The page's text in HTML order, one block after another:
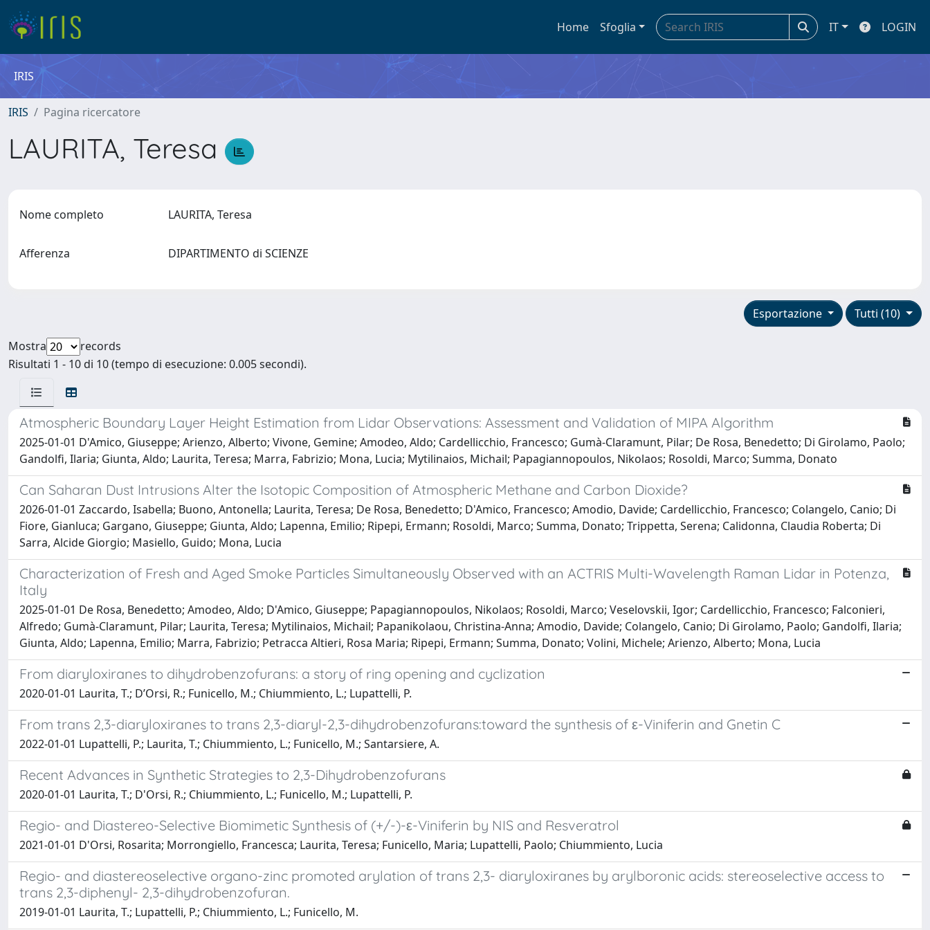
Home Sfoglia IT LOGIN
IRIS
IRIS Pagina ricercatore
LAURITA, Teresa
Nome completo LAURITA, Teresa
Afferenza DIPARTIMENTO di SCIENZE
Tutti (10)
Esportazione
Mostra
records
Risultati 1 - 10 di 10 (tempo di esecuzione: 0.005 secondi).
Atmospheric Boundary Layer Height Estimation from Lidar Observations: Assessment and Validation of MIPA Algorithm
2025-01-01 D'Amico, Giuseppe; Arienzo, Alberto; Vivone, Gemine; Amodeo, Aldo; Cardellicchio, Francesco; Gumà-Claramunt, Pilar; De Rosa, Benedetto; Di Girolamo, Paolo;
Gandolfi, Ilaria; Giunta, Aldo; Laurita, Teresa; Marra, Fabrizio; Mona, Lucia; Mytilinaios, Michail; Papagiannopoulos, Nikolaos; Rosoldi, Marco; Summa, Donato
Can Saharan Dust Intrusions Alter the Isotopic Composition of Atmospheric Methane and Carbon Dioxide?
2026-01-01 Zaccardo, Isabella; Buono, Antonella; Laurita, Teresa; De Rosa, Benedetto; D'Amico, Francesco; Amodio, Davide; Cardellicchio, Francesco; Colangelo, Canio; Di
Fiore, Gianluca; Gargano, Giuseppe; Giunta, Aldo; Lapenna, Emilio; Ripepi, Ermann; Rosoldi, Marco; Summa, Donato; Trippetta, Serena; Calidonna, Claudia Roberta; Di
Sarra, Alcide Giorgio; Masiello, Guido; Mona, Lucia
Characterization of Fresh and Aged Smoke Particles Simultaneously Observed with an ACTRIS Multi-Wavelength Raman Lidar in Potenza,
Italy
2025-01-01 De Rosa, Benedetto; Amodeo, Aldo; D'Amico, Giuseppe; Papagiannopoulos, Nikolaos; Rosoldi, Marco; Veselovskii, Igor; Cardellicchio, Francesco; Falconieri,
Alfredo; Gumà-Claramunt, Pilar; Laurita, Teresa; Mytilinaios, Michail; Papanikolaou, Christina-Anna; Amodio, Davide; Colangelo, Canio; Di Girolamo, Paolo; Gandolfi, Ilaria;
Giunta, Aldo; Lapenna, Emilio; Marra, Fabrizio; Petracca Altieri, Rosa Maria; Ripepi, Ermann; Summa, Donato; Volini, Michele; Arienzo, Alberto; Mona, Lucia
From diaryloxiranes to dihydrobenzofurans: a story of ring opening and cyclization
2020-01-01 Laurita, T.; D’Orsi, R.; Funicello, M.; Chiummiento, L.; Lupattelli, P.
From trans 2,3-diaryloxiranes to trans 2,3-diaryl-2,3-dihydrobenzofurans:toward the synthesis of ε-Viniferin and Gnetin C
2022-01-01 Lupattelli, P.; Laurita, T.; Chiummiento, L.; Funicello, M.; Santarsiere, A.
Recent Advances in Synthetic Strategies to 2,3-Dihydrobenzofurans
2020-01-01 Laurita, T.; D'Orsi, R.; Chiummiento, L.; Funicello, M.; Lupattelli, P.
Regio- and Diastereo-Selective Biomimetic Synthesis of (+/-)-ε-Viniferin by NIS and Resveratrol
2021-01-01 D'Orsi, Rosarita; Morrongiello, Francesca; Laurita, Teresa; Funicello, Maria; Lupattelli, Paolo; Chiummiento, Lucia
Regio- and diastereoselective organo-zinc promoted arylation of trans 2,3- diaryloxiranes by arylboronic acids: stereoselective access to
trans 2,3-diphenyl- 2,3-dihydrobenzofuran.
2019-01-01 Laurita, T.; Lupattelli, P.; Chiummiento, L.; Funicello, M.